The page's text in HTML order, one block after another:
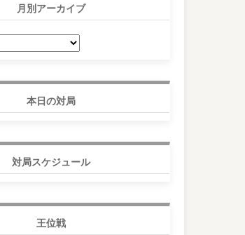
月別アーカイブ
本日の対局
対局スケジュール
王位戦